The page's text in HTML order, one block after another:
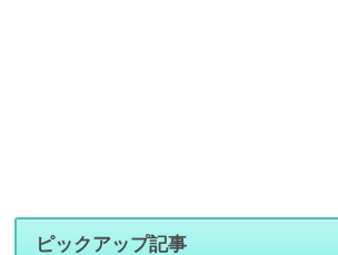
ピックアップ記事